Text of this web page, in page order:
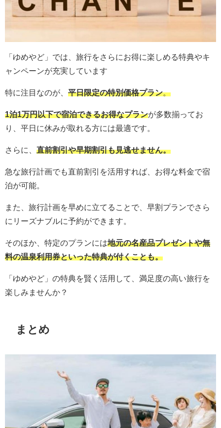
「ゆめやど」では、旅行をさらにお得に楽しめる特典やキ
ャンペーンが充実しています
特に注目なのが、 平日限定の特別価格プラン。
1泊1万円以下で宿泊できるお得なプランが多数揃ってお
り、平日に休みが取れる方には最適です。
さらに、 直前割引や早期割引も見逃せません。
急な旅行計画でも直前割引を活用すれば、お得な料金で宿
泊が可能。
また、旅行計画を早めに立てることで、早割プランでさら
にリーズナブルに予約ができます。
そのほか、特定のプランには地元の名産品プレゼントや無
料の温泉利用券といった特典が付くことも。
「ゆめやど」の特典を賢く活用して、満足度の高い旅行を
楽しみませんか？
まとめ